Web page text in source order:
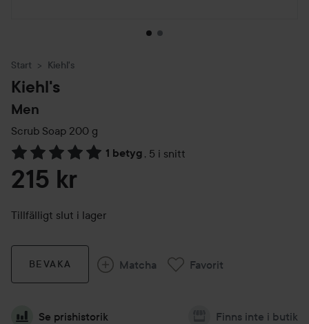
Start Kiehl's
Kiehl's
Men
Scrub Soap 200 g
1 betyg , 5 i snitt
Hoppa till Betyg & kommentarer
215 kr
Tillfälligt slut i lager
BEVAKA Matcha Favorit
Se prishistorik Finns inte i butik